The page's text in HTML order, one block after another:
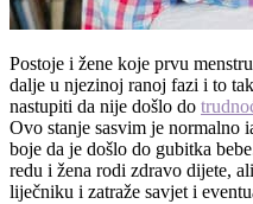
Postoje i žene koje prvu
dalje u njezinoj ranoj fazi i to
nastupiti da nije došlo do
Ovo stanje sasvim je normalno
boje da je došlo do gubitka
redu i žena rodi zdravo dijete,
liječniku i zatraže savjet i